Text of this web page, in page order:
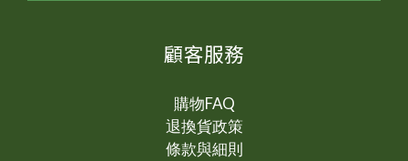
顧客服務
購物FAQ
退換貨政策
條款與細則